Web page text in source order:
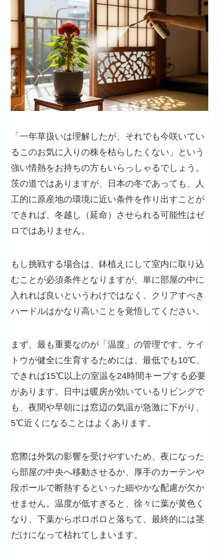
「一年草扱いは理解したが、それでも今咲いてい
るこのお気に入りの株を枯らしたくない」という
強い情熱をお持ちの方もいらっしゃるでしょう。
茨の道ではありますが、日本の冬であっても、人
工的に原産地の環境に近い条件を作り出すことが
できれば、冬越し（延命）させられる可能性はゼ
ロではありません。
もし挑戦する場合は、鉢植えにして室内に取り込
むことが必須条件となりますが、単に部屋の中に
入れれば良いというわけではなく、クリアすべき
ハードルはかなり高いことを覚悟してください。
まず、最も重要なのが「温度」の管理です。ケイ
トウが健全に生育するためには、最低でも10℃、
できれば15℃以上の室温を24時間キープする必要
があります。日中は暖房が効いているリビングで
も、夜間や早朝には窓辺の気温が急激に下がり、
5℃近くになることはよくあります。
窓際は外気の影響を受けやすいため、夜になった
ら部屋の中央へ移動させるか、厚手のカーテンや
段ボールで断熱するといった細やかな配慮が欠か
せません。温度が低すぎると、徐々に葉が黄色く
なり、下葉からポロポロと落ちて、最終的には茎
だけになって枯れてしまいます。